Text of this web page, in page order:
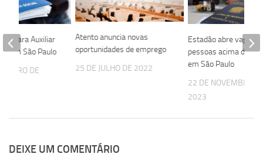
Atento anuncia novas
oportunidades de emprego
25 DE JULHO DE 2022
Estadão abre vaga
pessoas acima de 50
em São Paulo
22 DE NOVEMBRO
2023
para Auxiliar
em São Paulo
DE
DEIXE UM COMENTÁRIO